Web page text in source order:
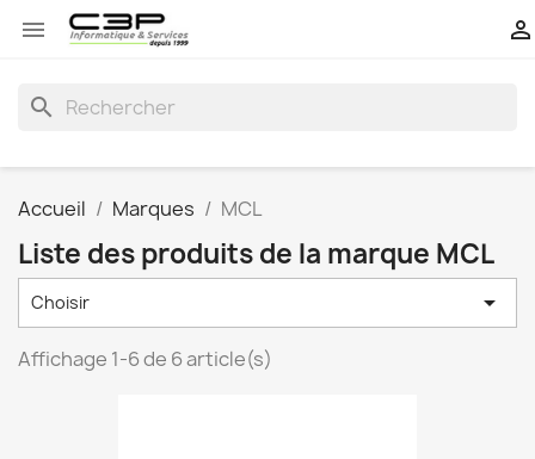
 
search
Accueil Marques MCL
Liste des produits de la marque MCL
Choisir 
Affichage 1-6 de 6 article(s)